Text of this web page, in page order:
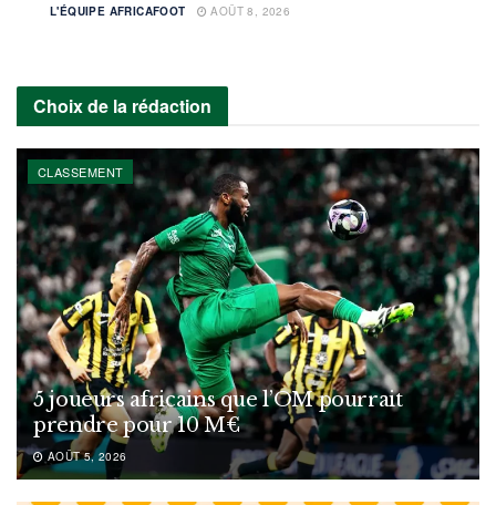
L'ÉQUIPE AFRICAFOOT AOÛT 8, 2026
Choix de la rédaction
CLASSEMENT
5 joueurs africains que l’OM pourrait
prendre pour 10 M€
AOÛT 5, 2026